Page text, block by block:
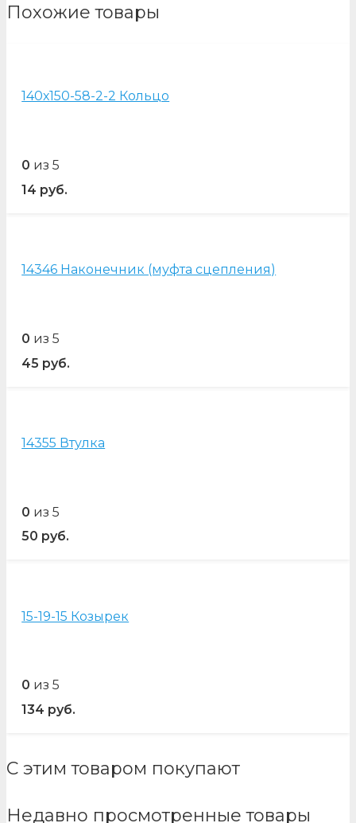
Похожие товары
140х150-58-2-2 Кольцо
0 из 5
14 руб.
14346 Наконечник (муфта сцепления)
0 из 5
45 руб.
14355 Втулка
0 из 5
50 руб.
15-19-15 Козырек
0 из 5
134 руб.
С этим товаром покупают
Недавно просмотренные товары